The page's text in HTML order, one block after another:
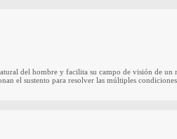
del hombre y facilita su campo de visión de
el sustento para resolver las múltiples